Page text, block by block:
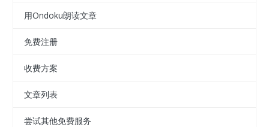
用Ondoku朗读文章
免费注册
收费方案
文章列表
尝试其他免费服务